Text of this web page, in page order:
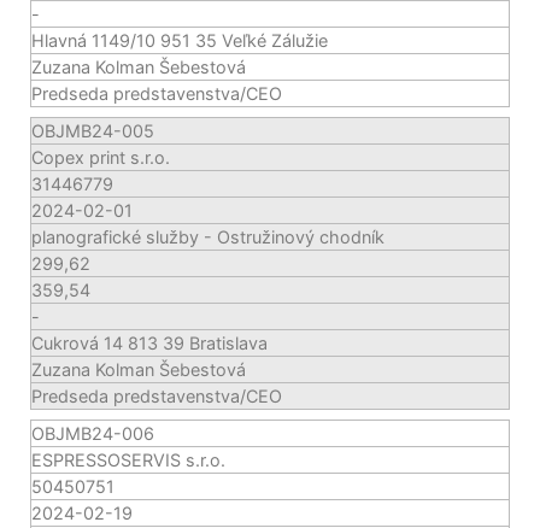
-
Hlavná 1149/10 951 35 Veľké Zálužie
Zuzana Kolman Šebestová
Predseda predstavenstva/CEO
OBJMB24-005
Copex print s.r.o.
31446779
2024-02-01
planografické služby - Ostružinový chodník
299,62
359,54
-
Cukrová 14 813 39 Bratislava
Zuzana Kolman Šebestová
Predseda predstavenstva/CEO
OBJMB24-006
ESPRESSOSERVIS s.r.o.
50450751
2024-02-19